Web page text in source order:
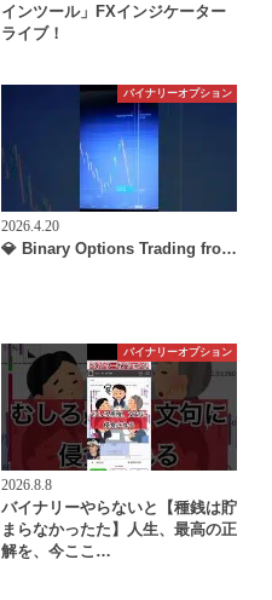
インツール」FXインジケーター
ライブ！
バイナリーオプション
2026.4.20
💎 Binary Options Trading fro…
バイナリーオプション
2026.8.8
バイナリーやらないと【種銭は貯
まらなかったた】人生、最高の正
解を、今ここ…